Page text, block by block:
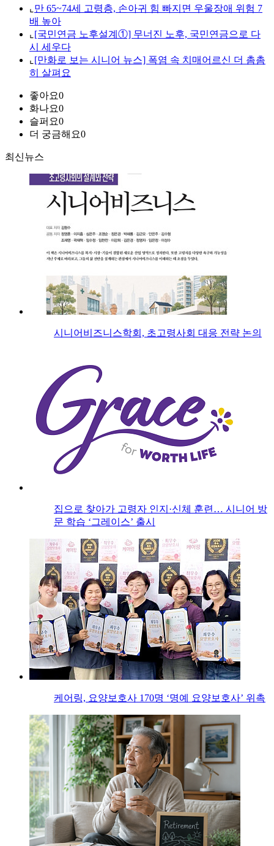
⌞ 만 65~74세 고령층, 손아귀 힘 빠지면 우울장애 위험 7
배 높아
⌞ [국민연금 노후설계①] 무너진 노후, 국민연금으로 다
시 세우다
⌞ [만화로 보는 시니어 뉴스] 폭염 속 치매어르신 더 촘촘
히 살펴요
좋아요0
화나요0
슬퍼요0
더 궁금해요0
최신뉴스
시니어비즈니스학회, 초고령사회 대응 전략 논의
집으로 찾아가 고령자 인지·신체 훈련… 시니어 방
문 학습 ‘그레이스’ 출시
케어링, 요양보호사 170명 ‘명예 요양보호사’ 위촉